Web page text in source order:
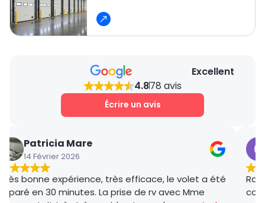
Excellent
4.878 avis
Écrire un avis
Patricia Mare
14 Février 2026
Très bonne expérience, très efficace, le volet a été
réparé en 30 minutes. La prise de rv avec Mme